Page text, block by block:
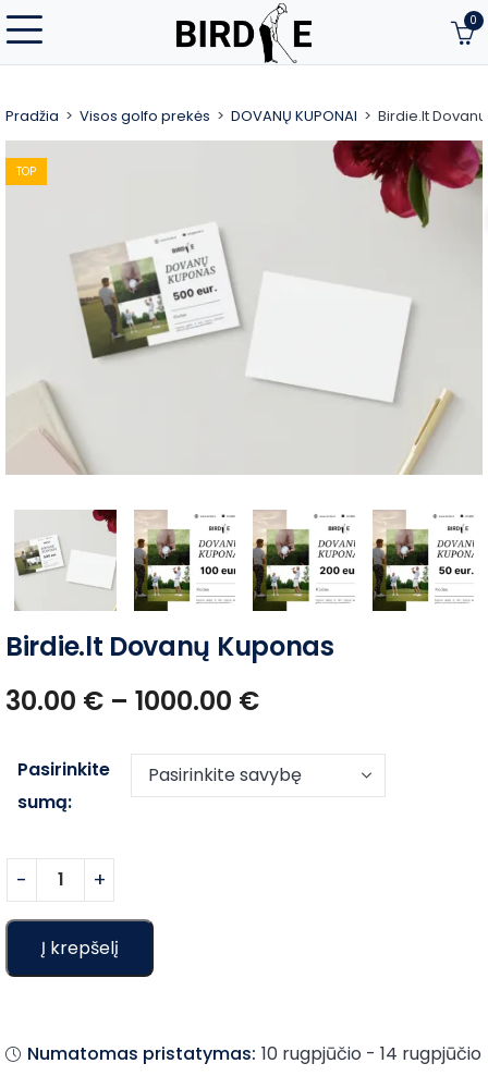
0
Pradžia Visos golfo prekės DOVANŲ KUPONAI Birdie.lt
TOP
Birdie.lt Dovanų Kuponas
30.00 € – 1000.00 €
Pasirinkite
sumą:
Į krepšelį
Numatomas pristatymas: 10 rugpjūčio - 14 rugpjūčio